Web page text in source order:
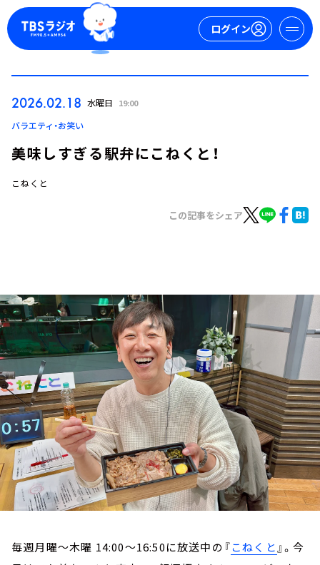
ログイン
ログイン
トピックス
TBS Podcast
お知らせ
イベント・グッズ
YouTube
会社情報
2026.02.18 水曜日 19:00
バラエティ・お笑い
美味しすぎる駅弁にこねくと！
こねくと
この記事をシェア
毎週月曜～木曜 14:00～16:50に放送中の『こねくと』。今